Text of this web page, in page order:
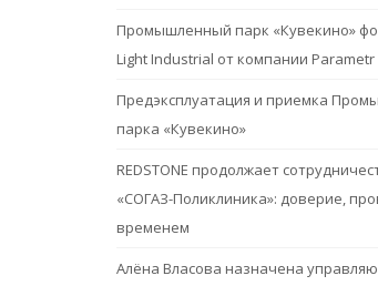
Промышленный парк «Кувекино»
Light Industrial от компании Parametr
Предэксплуатация и приемка
парка «Кувекино»
REDSTONE продолжает
«СОГАЗ-Поликлиника»: доверие,
временем
Алёна Власова назначена